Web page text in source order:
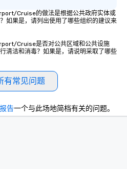
Cruise的做法是根据公共政府实体或
如果是，请列出使用了哪些组织的建议来
Cruise是否对公共区域和公共设施
清洁和消毒？如果是，请说明采取了哪些
有常见问题
报告一个与此场地简档有关的问题。